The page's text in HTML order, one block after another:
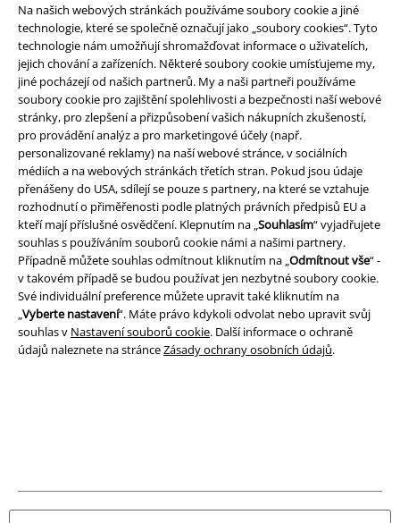
Na našich webových stránkách používáme soubory cookie a jiné
technologie, které se společně označují jako „soubory cookies“. Tyto
technologie nám umožňují shromažďovat informace o uživatelích,
jejich chování a zařízeních. Některé soubory cookie umísťujeme my,
jiné pocházejí od našich partnerů. My a naši partneři používáme
soubory cookie pro zajištění spolehlivosti a bezpečnosti naší webové
stránky, pro zlepšení a přizpůsobení vašich nákupních zkušeností,
pro provádění analýz a pro marketingové účely (např.
personalizované reklamy) na naší webové stránce, v sociálních
médiích a na webových stránkách třetích stran. Pokud jsou údaje
přenášeny do USA, sdílejí se pouze s partnery, na které se vztahuje
rozhodnutí o přiměřenosti podle platných právních předpisů EU a
kteří mají příslušné osvědčení. Klepnutím na „Souhlasím“ vyjadřujete
souhlas s používáním souborů cookie námi a našimi partnery.
Případně můžete souhlas odmítnout kliknutím na „Odmítnout vše“ -
v takovém případě se budou používat jen nezbytné soubory cookie.
Své individuální preference můžete upravit také kliknutím na
„Vyberte nastavení“. Máte právo kdykoli odvolat nebo upravit svůj
souhlas v Nastavení souborů cookie. Další informace o ochraně
údajů naleznete na stránceZásady ochrany osobních údajů.
Právní informace
Podmínky
Prohlášení
Ochrana osobních údajů
Likvidace odpadu a ochrana životního prostředí
Prohlášení o shodě
Všechny ceny jsou včetně DPH, bezpoštovného a balného